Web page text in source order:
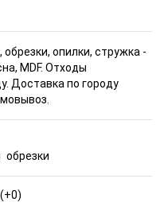
опилки, стружка -
MDF. Отходы
Доставка по городу
+0)
обрезки